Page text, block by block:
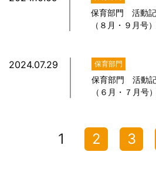
保育部門 活動記
（８月・９月号
2024.07.29 保育部門
保育部門 活動記
（６月・７月号
1 2 3